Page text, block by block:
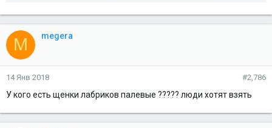
M megera
14 Янв 2018 #2,786
У кого есть щенки лабриков палевые ????? люди хотят взять